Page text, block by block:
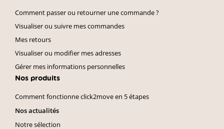
Comment passer ou retourner une commande ?
Visualiser ou suivre mes commandes
Mes retours
Visualiser ou modifier mes adresses
Gérer mes informations personnelles
Nos produits
Comment fonctionne click2move en 5 étapes
Nos actualités
Notre sélection